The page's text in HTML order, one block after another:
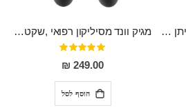
חוקן גדול מסיליקון רפואי ניתן לשימוש גם כפלאג וגם כחרוזים אנאלים מגיק וונד מסיליקון רפואי ,שקט במיוחד, נטען בעל 10 מהירויות שונות "Erna"
דירוג:
100%
249.00 ₪
הוסף לסל